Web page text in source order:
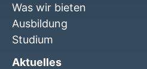
Was wir bieten
Ausbildung
Studium
Aktuelles